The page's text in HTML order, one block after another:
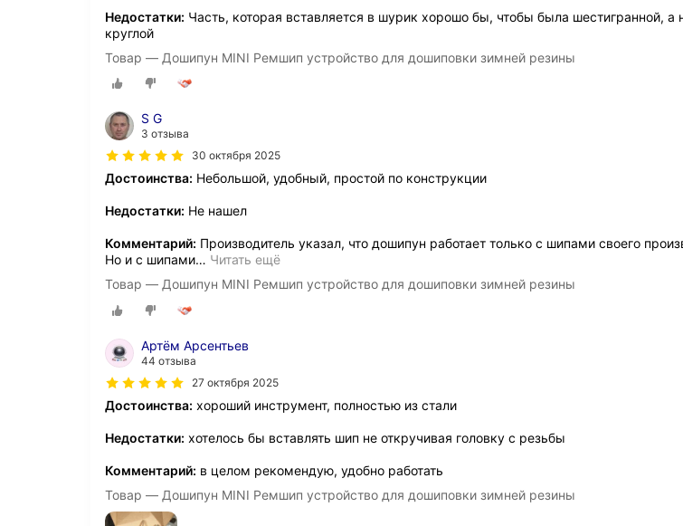
Недостатки: Часть, которая вставляется в шурик хорошо бы, чтобы была шестигранной, а
круглой
Товар — Дошипун MINI Ремшип устройство для дошиповки зимней резины
S G
3 отзыва
30 октября 2025
Достоинства: Небольшой, удобный, простой по конструкции
Недостатки: Не нашел
Комментарий: Производитель указал, что дошипун работает только с шипами своего
Но и с шипами… Читать ещё
Товар — Дошипун MINI Ремшип устройство для дошиповки зимней резины
Артём Арсентьев
44 отзыва
27 октября 2025
Достоинства: хороший инструмент, полностью из стали
Недостатки: хотелось бы вставлять шип не откручивая головку с резьбы
Комментарий: в целом рекомендую, удобно работать
Товар — Дошипун MINI Ремшип устройство для дошиповки зимней резины